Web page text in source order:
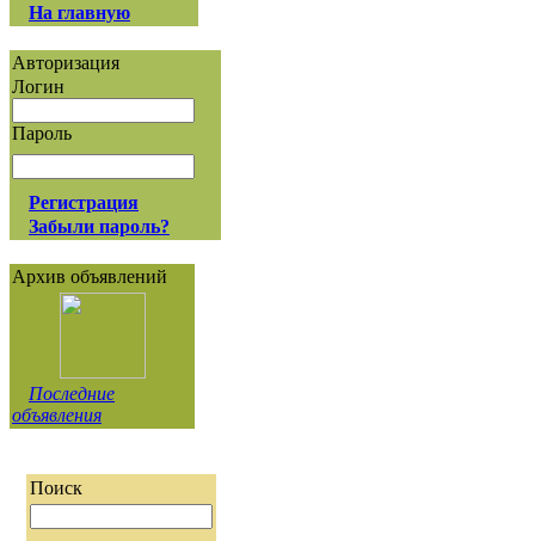
На главную
Авторизация
Логин
Пароль
Регистрация
Забыли пароль?
Архив объявлений
Последние
объявления
Поиск